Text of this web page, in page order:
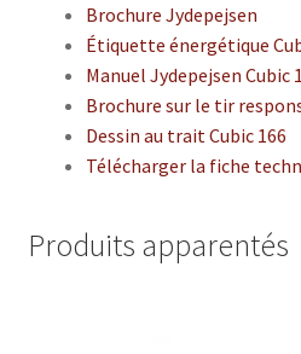
Brochure Jydepejsen
Étiquette énergétique
Manuel Jydepejsen Cubic
Brochure sur le tir
Dessin au trait Cubic 166
Télécharger la fiche
Produits apparentés